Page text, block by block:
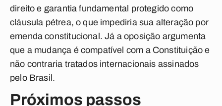
direito e garantia fundamental protegido como
cláusula pétrea, o que impediria sua alteração por
emenda constitucional. Já a oposição argumenta
que a mudança é compatível com a Constituição e
não contraria tratados internacionais assinados
pelo Brasil.
Próximos passos